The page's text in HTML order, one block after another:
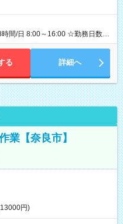
間/日 8:00～16:00 ☆勤務日数・
る 詳細へ
業【奈良市】
円)